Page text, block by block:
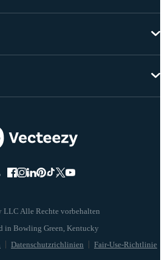
LLC Alle Rechte vorbehalten
Datenschutzrichlinien Fair-Use-Richtlinie